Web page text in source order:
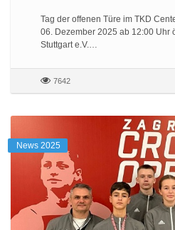
Tag der offenen Türe im TKD
06. Dezember 2025 ab 12:00 Uhr
Stuttgart e.V.…
7642
News 2025